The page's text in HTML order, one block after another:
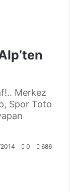
Merkez
Spor Toto
0 686